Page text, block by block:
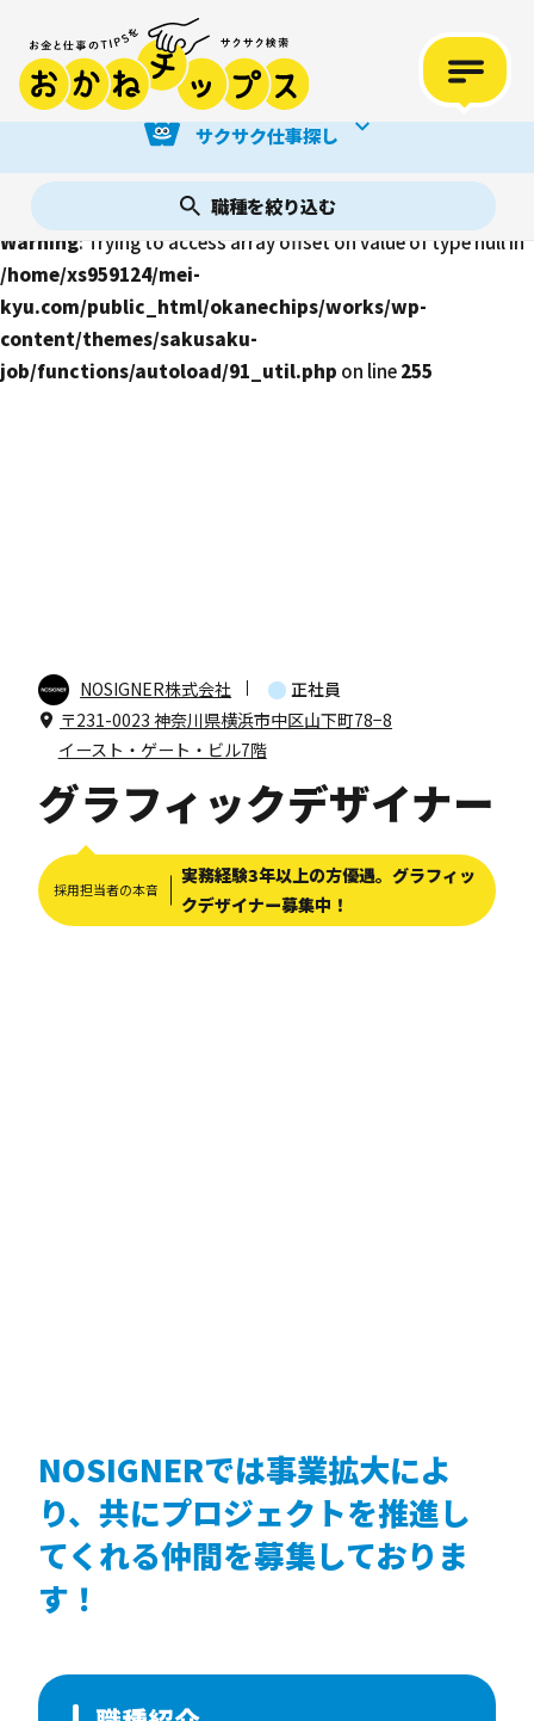
Warning: Trying to access array offset on value of type bool in
/home/xs959124/mei-
kyu.com/public_html/okanechips/works/wp-
content/themes/sakusaku-
job/functions/autoload/91_util.phpon line255
Warning: Trying to access array offset on value of type null in
/home/xs959124/mei-
kyu.com/public_html/okanechips/works/wp-
content/themes/sakusaku-
job/functions/autoload/91_util.php on line255
サクサク仕事探し
職種を絞り込む
NOSIGNER株式会社
正社員
〒231-0023 神奈川県横浜市中区山下町78−8
イースト・ゲート・ビル7階
グラフィックデザイナー
採用担当者の本音
実務経験3年以上の方優遇。グラフィッ
クデザイナー募集中！
NOSIGNERでは事業拡大によ
り、共にプロジェクトを推進し
てくれる仲間を募集しておりま
す！